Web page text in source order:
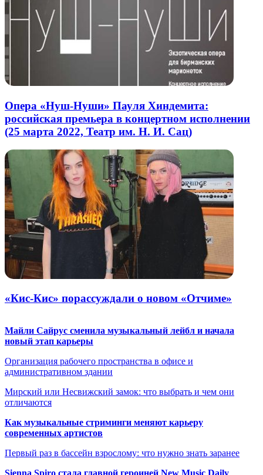
Опера «Нуш-Нуши» Пауля Хиндемита:
российская премьера в концертном исполнении
(25 марта 2022, Театр им. Н. И. Сац)
«Кис-Кис» порассуждали о новом «Отчиме»
Майли Сайрус сменила музыкальный лейбл и начала
новый этап карьеры
Организация рабочего пространства в офисе и
административном здании
Мирский или Несвижский замок: что выбрать и чем они
отличаются
Как музыкальные стриминги меняют карьеру
современных артистов
Первый раз в бассейн взрослому: что нужно знать заранее
Sienna Spiro стала главной героиней New Music Daily